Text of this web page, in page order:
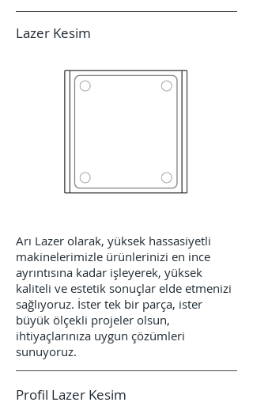
Lazer Kesim
Arı Lazer olarak, yüksek hassasiyetli
makinelerimizle ürünlerinizi en ince
ayrıntısına kadar işleyerek, yüksek
kaliteli ve estetik sonuçlar elde etmenizi
sağlıyoruz. İster tek bir parça, ister
büyük ölçekli projeler olsun,
ihtiyaçlarınıza uygun çözümleri
sunuyoruz.
Profil Lazer Kesim